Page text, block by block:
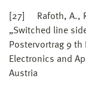
[27] Rafoth, A.,
„Switched line
Postervortrag 9 th
Electronics and
Austria